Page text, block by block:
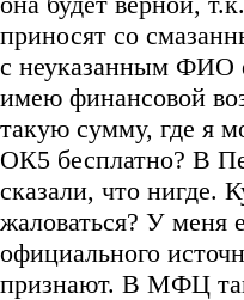
приносят со
с неуказанным ФИО
имею финансовой
такую сумму, где я
ОК5 бесплатно? В
сказали, что нигде.
жаловаться? У меня
официального
признают. В МФЦ